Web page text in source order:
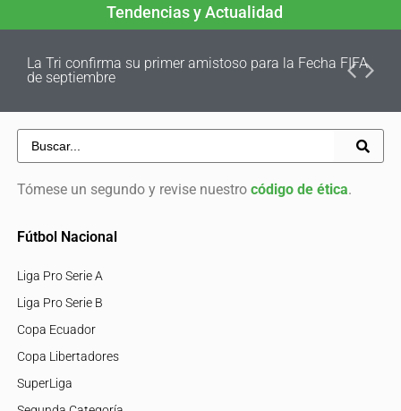
Tendencias y Actualidad
La Tri confirma su primer amistoso para la Fecha FIFA
de septiembre
Tómese un segundo y revise nuestro código de ética.
Fútbol Nacional
Liga Pro Serie A
Liga Pro Serie B
Copa Ecuador
Copa Libertadores
SuperLiga